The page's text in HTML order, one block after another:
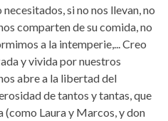
si no nos llevan, no
comparten de su comida, no
a la intemperie,... Creo
y vivida por nuestros
abre a la libertad del
de tantos y tantas, que
(como Laura y Marcos, y don